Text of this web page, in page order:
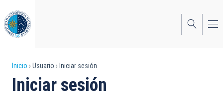
al
contenido
principal
Sobrescribir
enlaces
Inicio Usuario Iniciar sesión
Iniciar sesión